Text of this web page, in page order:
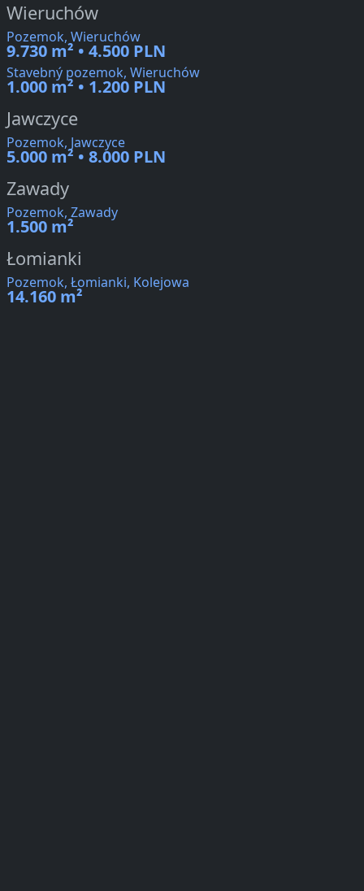
Wieruchów
Pozemok, Wieruchów
9.730 m² • 4.500 PLN
Stavebný pozemok, Wieruchów
1.000 m² • 1.200 PLN
Jawczyce
Pozemok, Jawczyce
5.000 m² • 8.000 PLN
Zawady
Pozemok, Zawady
1.500 m²
Łomianki
Pozemok, Łomianki, Kolejowa
14.160 m²